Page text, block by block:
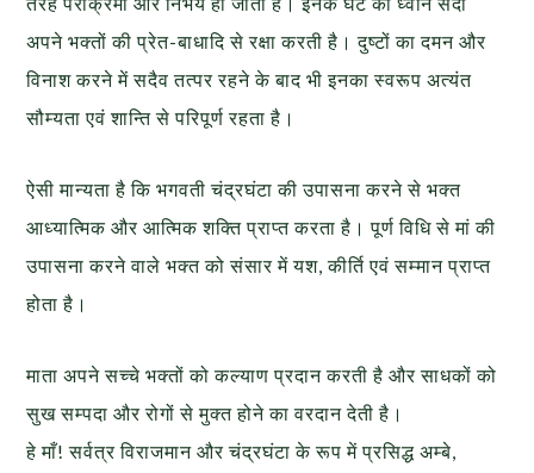
अपने भक्तों की प्रेत-बाधादि से रक्षा करती है। दुष्टों का दमन और
विनाश करने में सदैव तत्पर रहने के बाद भी इनका स्वरूप अत्यंत
सौम्यता एवं शान्ति से परिपूर्ण रहता है।
ऐसी मान्यता है कि भगवती चंद्रघंटा की उपासना करने से भक्त
आध्यात्मिक और आत्मिक शक्ति प्राप्त करता है। पूर्ण विधि से मां की
उपासना करने वाले भक्त को संसार में यश, कीर्ति एवं सम्मान प्राप्त
होता है।
माता अपने सच्चे भक्तों को कल्याण प्रदान करती है और साधकों को
सुख सम्पदा और रोगों से मुक्त होने का वरदान देती है।
हे माँ! सर्वत्र विराजमान और चंद्रघंटा के रूप में प्रसिद्ध अम्बे,